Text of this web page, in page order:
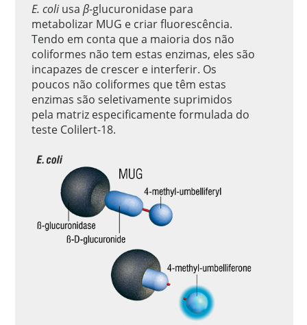
E. coliusa β-glucuronidase para
metabolizar MUG e criar fluorescência.
Tendo em conta que a maioria dos não
coliformes não tem estas enzimas, eles são
incapazes de crescer e interferir. Os
poucos não coliformes que têm estas
enzimas são seletivamente suprimidos
pela matriz especificamente formulada do
teste Colilert-18.